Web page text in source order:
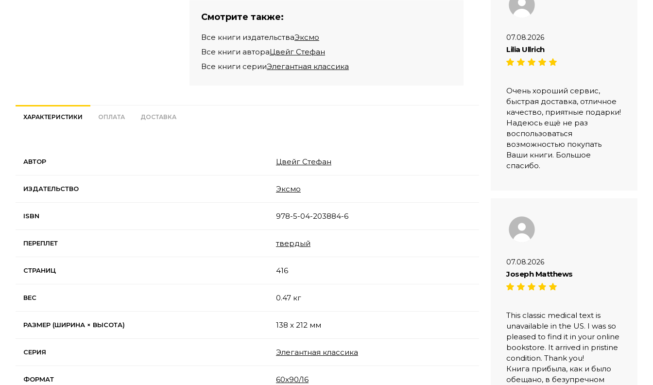
Смотрите также:
Все книги издательстваЭксмо
Все книги автораЦвейг Стефан
Все книги серииЭлегантная классика
ХАРАКТЕРИСТИКИ ОПЛАТА ДОСТАВКА
АВТОР Цвейг Стефан
ИЗДАТЕЛЬСТВО Эксмо
ISBN 978-5-04-203884-6
ПЕРЕПЛЕТ твердый
СТРАНИЦ 416
ВЕС 0.47 кг
РАЗМЕР (ШИРИНА × ВЫСОТА) 138 x 212 мм
СЕРИЯ Элегантная классика
ФОРМАТ 60x90/16
07.08.2026
Lilia Ullrich
Очень хороший сервис,
быстрая доставка, отличное
качество, приятные подарки!
Надеюсь ещё не раз
воспользоваться
возможностью покупать
Ваши книги. Большое
спасибо.
07.08.2026
Joseph Matthews
This classic medical text is
unavailable in the US. I was so
pleased to find it in your online
bookstore. It arrived in pristine
condition. Thank you!
Книга прибыла, как и было
обещано, в безупречном